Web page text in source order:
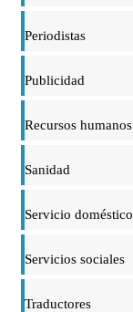
Periodistas
Publicidad
Recursos humanos
Sanidad
Servicio doméstico
Servicios sociales
Traductores